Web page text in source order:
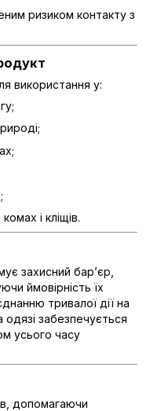
ризиком контакту з
використання у:
і кліщів.
захисний бар’єр,
ймовірність їх
тривалої дії на
одязі забезпечується
усього часу
допомагаючи